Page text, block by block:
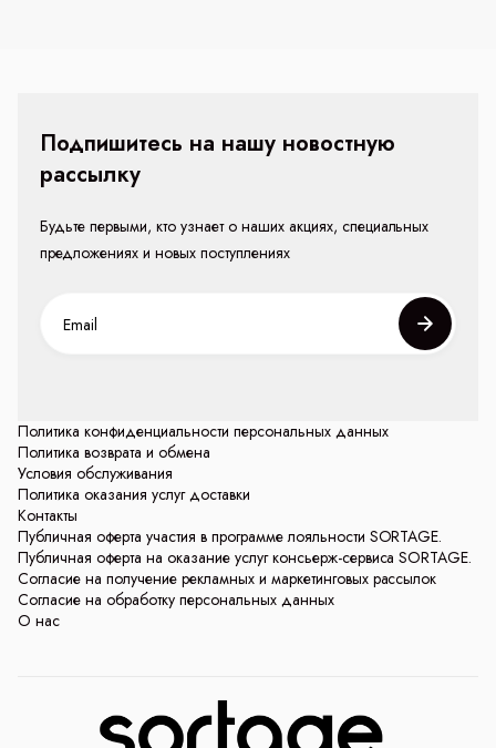
Политика конфиденциальности персональных данных
Политика возврата и обмена
Условия обслуживания
Политика оказания услуг доставки
Контакты
Публичная оферта участия в программе лояльности SORTAGE.
Публичная оферта на оказание услуг консьерж-сервиса SORTAGE.
Согласие на получение рекламных и маркетинговых рассылок
Согласие на обработку персональных данных
О нас
Подпишитесь на нашу новостную
рассылку
Будьте первыми, кто узнает о наших акциях, специальных
предложениях и новых поступлениях